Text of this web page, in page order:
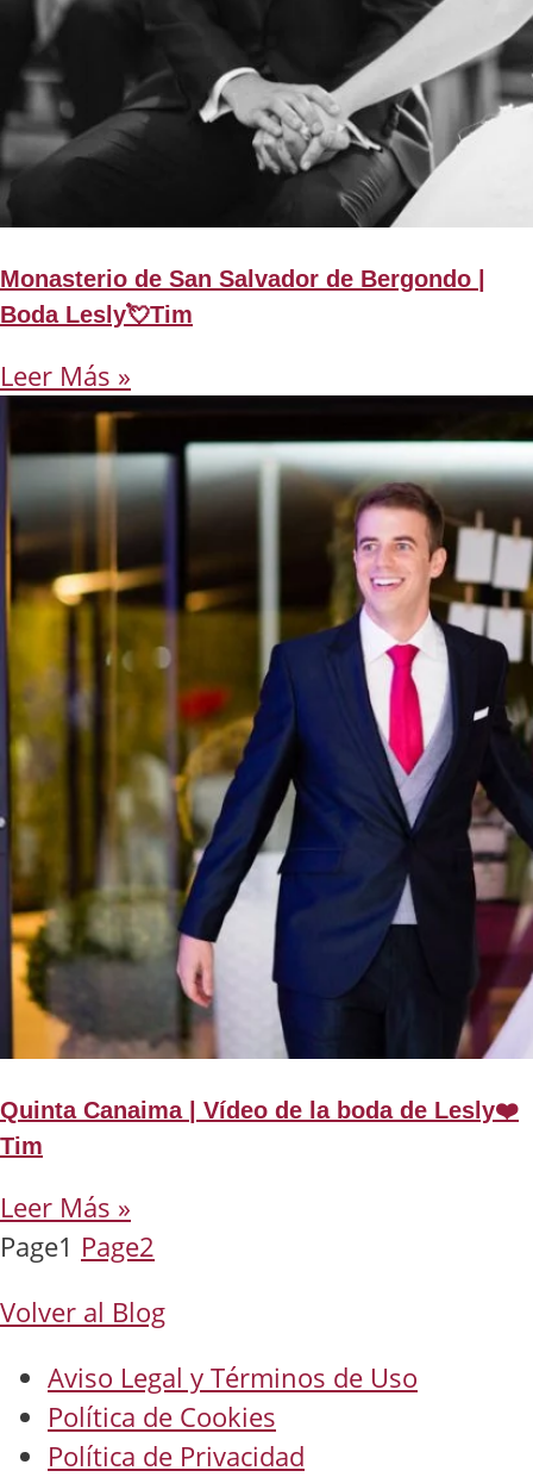
Monasterio de San Salvador de Bergondo |
Boda Lesly💘Tim
Leer Más »
Quinta Canaima | Vídeo de la boda de Lesly❤️
Tim
Leer Más »
Page1 Page2
Volver al Blog
Aviso Legal y Términos de Uso
Política de Cookies
Política de Privacidad